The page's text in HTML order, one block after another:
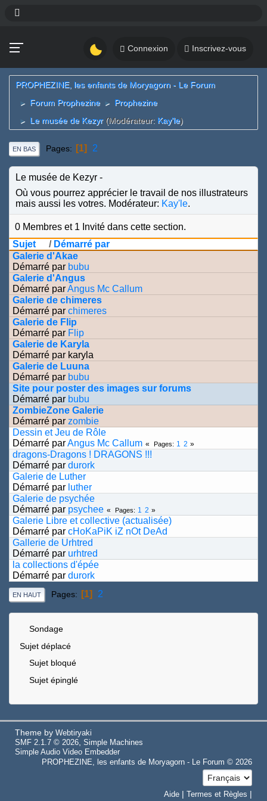
Connexion Inscrivez-vous
PROPHEZINE, les enfants de Moryagorn - Le Forum
► Forum Prophezine ► Prophezine
► Le musée de Kezyr (Modérateur: Kay'le)
EN BAS Pages 1 2
Le musée de Kezyr
Où vous pourrez apprécier le travail de nos illustrateurs
mais aussi les votres. Modérateur: Kay'le.
0 Membres et 1 Invité dans cette section.
Sujet
/ Démarré par
Galerie d'Akae
Démarré par bubu
Galerie d'Angus
Démarré parAngus Mc Callum
Galerie de chimeres
Démarré par chimeres
Galerie de Flip
Démarré par Flip
Galerie de Karyla
Démarré par karyla
Galerie de Luuna
Démarré par bubu
Site pour poster des images sur forums
Démarré par bubu
ZombieZone Galerie
Démarré par zombie
Dessin et Jeu de Rôle
Démarré parAngus Mc Callum Pages 1 2
dragons-Dragons ! DRAGONS !!!
Démarré par durork
Galerie de Luther
Démarré par luther
Galerie de psychée
Démarré par psychee Pages 1 2
Galerie Libre et collective (actualisée)
Démarré par cHoKaPiK iZ nOt DeAd
Gallerie de Urhtred
Démarré par urhtred
la collections d'épée
Démarré par durork
EN HAUT Pages 1 2
Sondage
Sujet déplacé
Sujet bloqué
Sujet épinglé
Theme by Webtiryaki
SMF 2.1.7 © 2026 Simple Machines
Simple Audio Video Embedder
PROPHEZINE, les enfants de Moryagorn - Le Forum © 2026
Aide | Termes et Règles |